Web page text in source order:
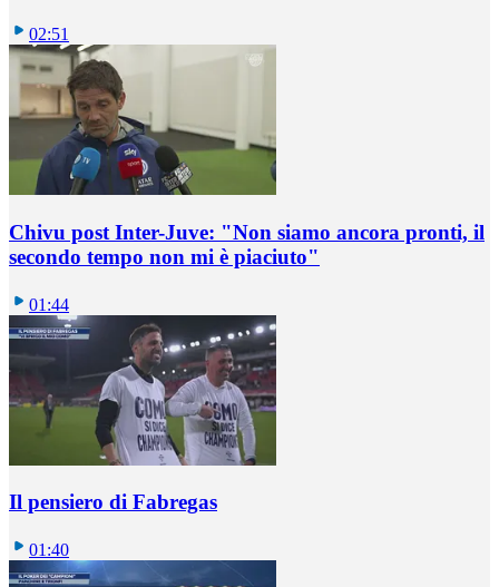
02:51
Chivu post Inter-Juve: "Non siamo ancora pronti, il
secondo tempo non mi è piaciuto"
01:44
Il pensiero di Fabregas
01:40